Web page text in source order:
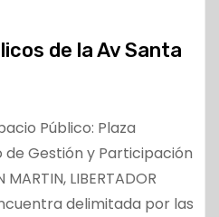
de la Av Santa
Público: Plaza
Gestión y Participación
LIBERTADOR
delimitada por las